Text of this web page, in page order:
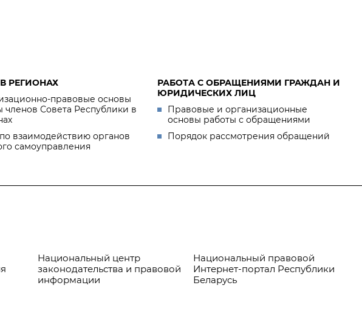
РЕГИОНАХ
правовые основы
членов Совета Республики в
взаимодействию органов
самоуправления
РАБОТА С ОБРАЩЕНИЯМИ ГРАЖДАН И
ЮРИДИЧЕСКИХ ЛИЦ
Правовые и организационные
основы работы с обращениями
Порядок рассмотрения обращений
Национальный центр
законодательства и правовой
информации
Национальный правовой
Интернет-портал Республики
Беларусь